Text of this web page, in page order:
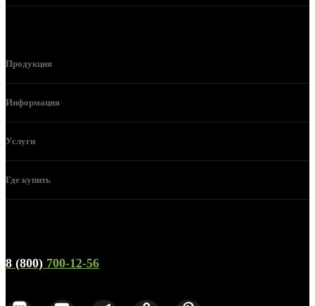
Продукция
Информация
Услуги
Где купить
8 (800) 700-12-56